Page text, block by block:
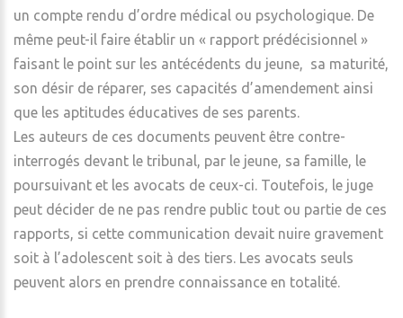
un compte rendu d’ordre médical ou psychologique. De
même peut-il faire établir un « rapport prédécisionnel »
faisant le point sur les antécédents du jeune, sa maturité,
son désir de réparer, ses capacités d’amendement ainsi
que les aptitudes éducatives de ses parents.
Les auteurs de ces documents peuvent être contre-
interrogés devant le tribunal, par le jeune, sa famille, le
poursuivant et les avocats de ceux-ci. Toutefois, le juge
peut décider de ne pas rendre public tout ou partie de ces
rapports, si cette communication devait nuire gravement
soit à l’adolescent soit à des tiers. Les avocats seuls
peuvent alors en prendre connaissance en totalité.